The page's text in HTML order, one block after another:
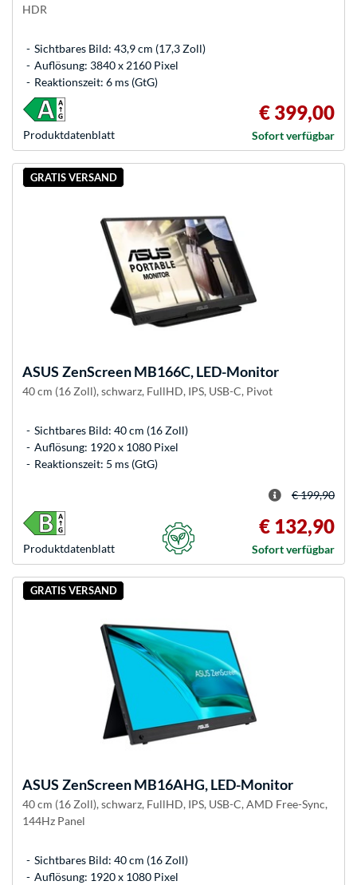
HDR
Sichtbares Bild: 43,9 cm (17,3 Zoll)
Auflösung: 3840 x 2160 Pixel
Reaktionszeit: 6 ms (GtG)
Produkt­datenblatt
€ 399,00
Sofort verfügbar
GRATIS VERSAND
ASUS ZenScreen MB166C, LED-Monitor
40 cm (16 Zoll), schwarz, FullHD, IPS, USB-C, Pivot
Sichtbares Bild: 40 cm (16 Zoll)
Auflösung: 1920 x 1080 Pixel
Reaktionszeit: 5 ms (GtG)
Produkt­datenblatt
€ 199,90
€ 132,90
Sofort verfügbar
GRATIS VERSAND
ASUS ZenScreen MB16AHG, LED-Monitor
40 cm (16 Zoll), schwarz, FullHD, IPS, USB-C, AMD Free-Sync,
144Hz Panel
Sichtbares Bild: 40 cm (16 Zoll)
Auflösung: 1920 x 1080 Pixel